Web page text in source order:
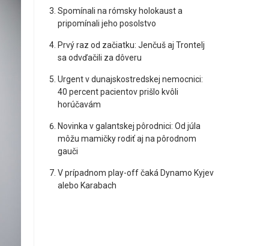
Spomínali na rómsky holokaust a
pripomínali jeho posolstvo
Prvý raz od začiatku: Jenčuš aj Trontelj
sa odvďačili za dôveru
Urgent v dunajskostredskej nemocnici:
40 percent pacientov prišlo kvôli
horúčavám
Novinka v galantskej pôrodnici: Od júla
môžu mamičky rodiť aj na pôrodnom
gauči
V prípadnom play-off čaká Dynamo Kyjev
alebo Karabach